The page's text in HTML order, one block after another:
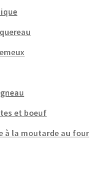
et boeuf
à la moutarde au four